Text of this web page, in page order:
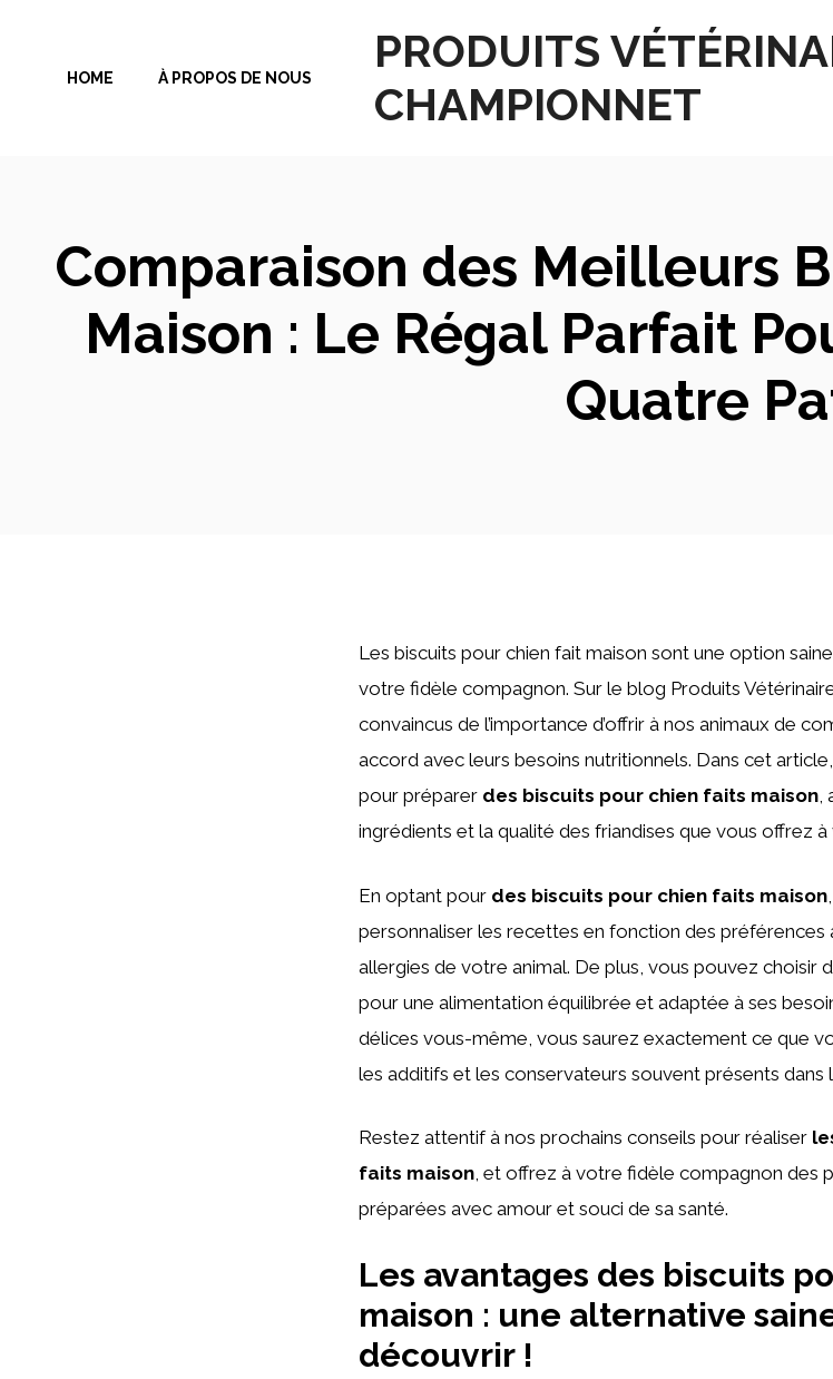
contenu
PRODUITS
CHAMPIONNET
HOME À PROPOS DE NOUS
Comparaison des Meilleurs
Maison : Le Régal Parfait
Quatre
Les biscuits pour chien fait maison sont une option
votre fidèle compagnon. Sur le blog Produits
convaincus de l’importance d’offrir à nos animaux de
accord avec leurs besoins nutritionnels. Dans cet
pour préparer des biscuits pour chien faits maison,
ingrédients et la qualité des friandises que vous offrez
En optant pour des biscuits pour chien faits maison
personnaliser les recettes en fonction des préférences
allergies de votre animal. De plus, vous pouvez choisir
pour une alimentation équilibrée et adaptée à ses
délices vous-même, vous saurez exactement ce que
les additifs et les conservateurs souvent présents dans
Restez attentif à nos prochains conseils pour réaliser
faits maison, et offrez à votre fidèle compagnon des
préparées avec amour et souci de sa santé.
Les avantages des biscuits
maison : une alternative
découvrir !